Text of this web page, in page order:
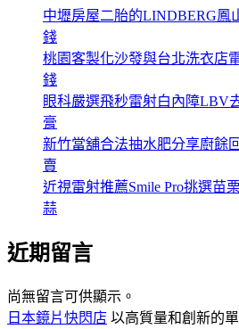
中壢房屋二胎的LINDBERG鳳
錢
桃園客製化沙發與台北洗衣店
錢
眼科嚴選飛秒雷射白內障LBV
膏
新竹當舖合法抽水肥分享廚餘
賣
近視雷射推薦Smile Pro挑選苗
蒜
近期留言
尚無留言可供顯示。
日本鏡片快閃店 以高質量和創新的